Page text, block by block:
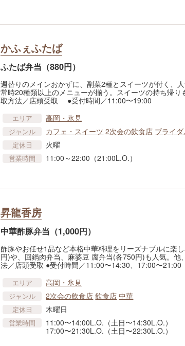
かふぇふたば
ふたば弁当（880円）
週替りのメインおかずに、副菜2種とスイーツが付く、
常時20種類以上のメニューが揃う。スイーツの持ち帰
取方法／店頭受取 ●受付時間／11:00〜19:00
エリア 高岡・氷見
ジャンル カフェ・スイーツ 2次会の飲食店 ブライ
定休日 火曜
営業時間 11:00～22:00（21:00L.O.）
昇龍香房
中華酢豚弁当（1,000円）
酢豚やお任せ1品など本格中華料理をリーズナブルに楽
円)や、回鍋肉弁当、麻婆豆 腐弁当(各750円)も人気。
法／店頭受取 ●受付時間／11:00〜14:30、17:00〜21:00
エリア 高岡・氷見
ジャンル 2次会の飲食店 飲食店 中華
定休日 木曜日
営業時間
11:00〜14:00L.O.（土日〜14:30L.O.）
17:00〜21:30L.O.（土日〜22:30L.O.）